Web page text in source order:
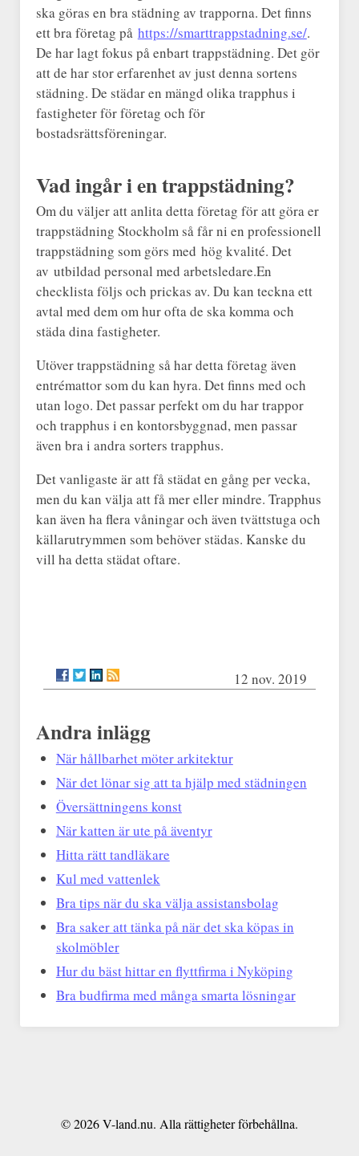
ska göras en bra städning av trapporna. Det finns
ett bra företag på https://smarttrappstadning.se/.
De har lagt fokus på enbart trappstädning. Det gör
att de har stor erfarenhet av just denna sortens
städning. De städar en mängd olika trapphus i
fastigheter för företag och för
bostadsrättsföreningar.
Vad ingår i en trappstädning?
Om du väljer att anlita detta företag för att göra er
trappstädning Stockholm så får ni en professionell
trappstädning som görs med hög kvalité. Det
av utbildad personal med arbetsledare.En
checklista följs och prickas av. Du kan teckna ett
avtal med dem om hur ofta de ska komma och
städa dina fastigheter.
Utöver trappstädning så har detta företag även
entrémattor som du kan hyra. Det finns med och
utan logo. Det passar perfekt om du har trappor
och trapphus i en kontorsbyggnad, men passar
även bra i andra sorters trapphus.
Det vanligaste är att få städat en gång per vecka,
men du kan välja att få mer eller mindre. Trapphus
kan även ha flera våningar och även tvättstuga och
källarutrymmen som behöver städas. Kanske du
vill ha detta städat oftare.
12 nov. 2019
Andra inlägg
När hållbarhet möter arkitektur
När det lönar sig att ta hjälp med städningen
Översättningens konst
När katten är ute på äventyr
Hitta rätt tandläkare
Kul med vattenlek
Bra tips när du ska välja assistansbolag
Bra saker att tänka på när det ska köpas in
skolmöbler
Hur du bäst hittar en flyttfirma i Nyköping
Bra budfirma med många smarta lösningar
© 2026 V-land.nu. Alla rättigheter förbehållna.